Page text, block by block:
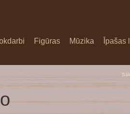
Figūras Mūzika Īpašas